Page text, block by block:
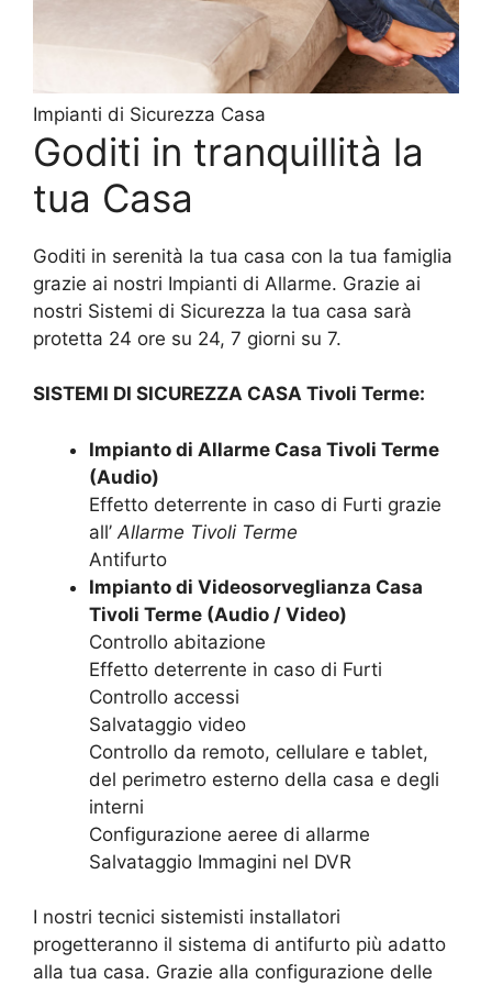
Impianti di Sicurezza Casa
Goditi in tranquillità la
tua Casa
Goditi in serenità la tua casa con la tua famiglia
grazie ai nostri Impianti di Allarme. Grazie ai
nostri Sistemi di Sicurezza la tua casa sarà
protetta 24 ore su 24, 7 giorni su 7.
SISTEMI DI SICUREZZA CASA Tivoli Terme:
Impianto di Allarme Casa Tivoli Terme
(Audio)
Effetto deterrente in caso di Furti grazie
all’ Allarme Tivoli Terme
Antifurto
Impianto di Videosorveglianza Casa
Tivoli Terme (Audio / Video)
Controllo abitazione
Effetto deterrente in caso di Furti
Controllo accessi
Salvataggio video
Controllo da remoto, cellulare e tablet,
del perimetro esterno della casa e degli
interni
Configurazione aeree di allarme
Salvataggio Immagini nel DVR
I nostri tecnici sistemisti installatori
progetteranno il sistema di antifurto più adatto
alla tua casa. Grazie alla configurazione delle